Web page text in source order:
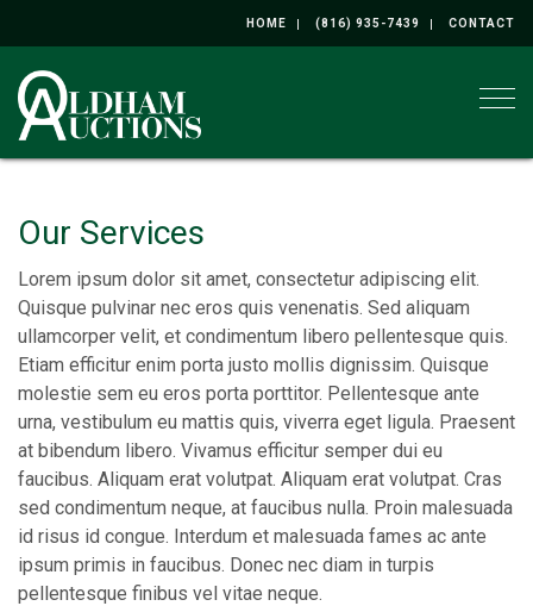
HOME (816) 935-7439 CONTACT
Our Services
Lorem ipsum dolor sit amet, consectetur adipiscing elit.
Quisque pulvinar nec eros quis venenatis. Sed aliquam
ullamcorper velit, et condimentum libero pellentesque quis.
Etiam efficitur enim porta justo mollis dignissim. Quisque
molestie sem eu eros porta porttitor. Pellentesque ante
urna, vestibulum eu mattis quis, viverra eget ligula. Praesent
at bibendum libero. Vivamus efficitur semper dui eu
faucibus. Aliquam erat volutpat. Aliquam erat volutpat. Cras
sed condimentum neque, at faucibus nulla. Proin malesuada
id risus id congue. Interdum et malesuada fames ac ante
ipsum primis in faucibus. Donec nec diam in turpis
pellentesque finibus vel vitae neque.